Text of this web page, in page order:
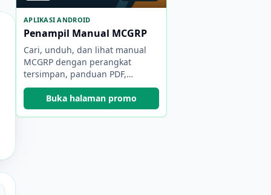
APLIKASI ANDROID
Penampil Manual MCGRP
Cari, unduh, dan lihat manual
MCGRP dengan perangkat
tersimpan, panduan PDF,
bookmark, dan cadangan.
Buka halaman promo